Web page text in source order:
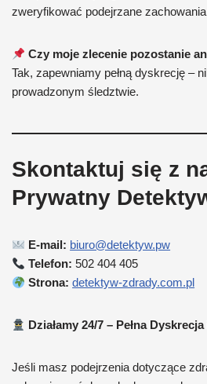
zweryfikować podejrzane
Czy moje zlecenie pozostanie
Tak, zapewniamy pełną dyskrecję –
prowadzonym śledztwie.
Skontaktuj się z
Prywatny
E-mail: biuro@detektyw.pw
Telefon: 502 404 405
Strona: detektyw-zdrady.com.pl
Działamy 24/7 – Pełna
Jeśli masz podejrzenia dotyczące